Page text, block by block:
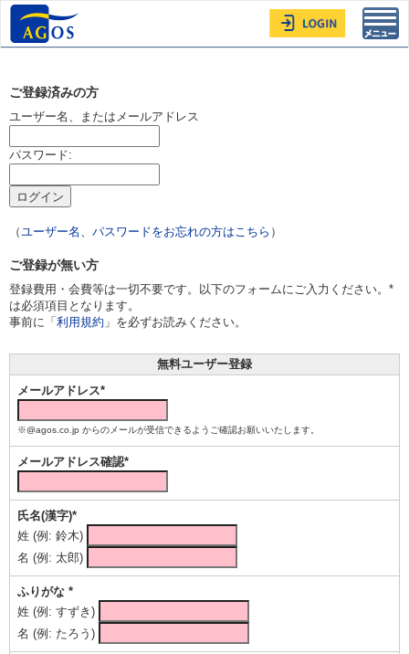
ご登録済みの方
ユーザー名、またはメールアドレス
パスワード:
（ユーザー名、パスワードをお忘れの方はこちら ）
ご登録が無い方
登録費用・会費等は一切不要です。以下のフォームにご入力ください。*
は必須項目となります。
事前に「 利用規約 」を必ずお読みください。
無料ユーザー登録
メールアドレス*
※@agos.co.jp からのメールが受信できるようご確認お願いいたします。
メールアドレス確認*
氏名(漢字)*
姓 (例: 鈴木)
名 (例: 太郎)
ふりがな *
姓 (例: すずき)
名 (例: たろう)